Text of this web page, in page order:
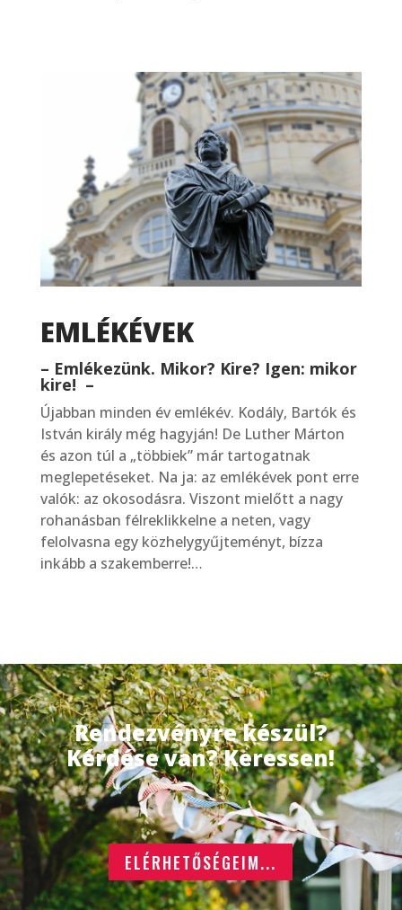
EMLÉKÉVEK
– Emlékezünk. Mikor? Kire? Igen: mikor
kire! –
Újabban minden év emlékév. Kodály, Bartók és
István király még hagyján! De Luther Márton
és azon túl a „többiek” már tartogatnak
meglepetéseket. Na ja: az emlékévek pont erre
valók: az okosodásra. Viszont mielőtt a nagy
rohanásban félreklikkelne a neten, vagy
felolvasna egy közhelygyűjteményt, bízza
inkább a szakemberre!…
Rendezvényre készül?
Kérdése van? Keressen!
ELÉRHETŐSÉGEIM...